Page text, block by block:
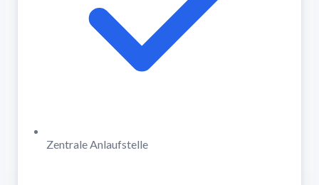
Zentrale Anlaufstelle